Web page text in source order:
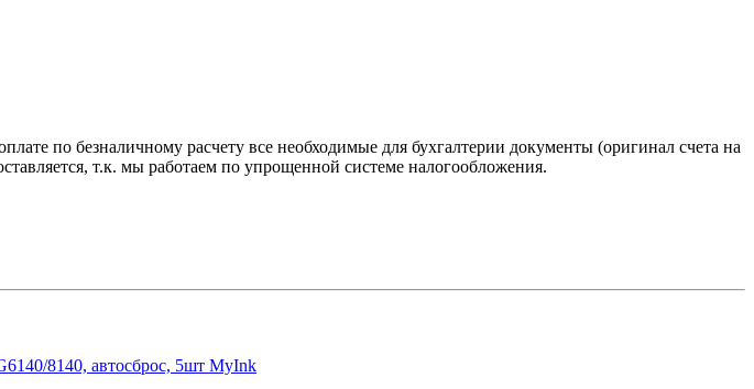
по безналичному расчету все необходимые для бухгалтерии документы (оригинал счета на
т.к. мы работаем по упрощенной системе налогообложения.